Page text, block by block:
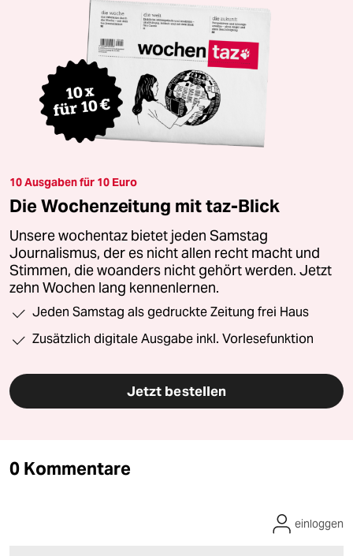
10 Ausgaben für 10 Euro
Die Wochenzeitung mit taz-Blick
Unsere wochentaz bietet jeden Samstag
Journalismus, der es nicht allen recht macht und
Stimmen, die woanders nicht gehört werden. Jetzt
zehn Wochen lang kennenlernen.
Jeden Samstag als gedruckte Zeitung frei Haus
Zusätzlich digitale Ausgabe inkl. Vorlesefunktion
Jetzt bestellen
0 Kommentare
einloggen